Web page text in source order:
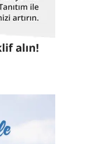
Havalimanı,
açık oluşu
Türkiye’nin